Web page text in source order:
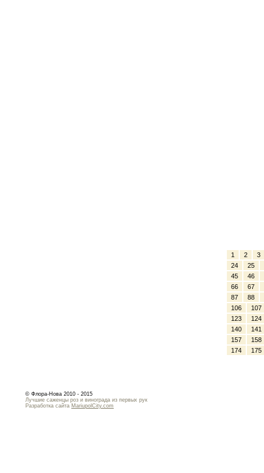
1 2
3
24
25
45
46
66
67
87
88
106
107
123
124
140
141
157
158
174
175
© Флора-Нова 2010 - 2015
Лучшие саженцы роз и винограда из первых рук
Разработка сайта MariupolCity.com